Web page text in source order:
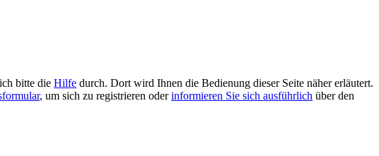
bitte die Hilfe durch. Dort wird Ihnen die Bedienung dieser Seite näher erläutert.
, um sich zu registrieren oderinformieren Sie sich ausführlich über den